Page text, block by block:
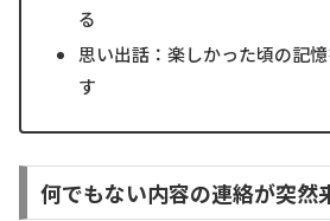
る
思い出話：楽しかった頃の記
す
何でもない内容の連絡が突然